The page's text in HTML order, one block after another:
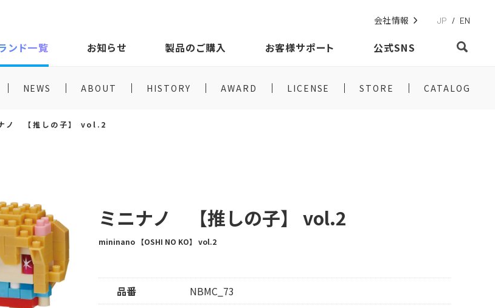
会社情報 JP / EN
ンド一覧 お知らせ 製品のご購入 お客様サポート 公式SNS
NEWS ABOUT HISTORY AWARD LICENSE STORE CATALOG
ノ 【推しの子】 vol.2
ミニナノ 【推しの子】 vol.2
mininano 【OSHI NO KO】 vol.2
品番
NBMC_73